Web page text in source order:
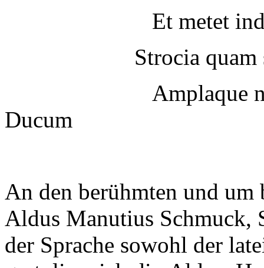
Et metet indigenas
Strocia quam
Amplaque
Ducum
An den berühmten und um
Aldus Manutius Schmuck,
der Sprache sowohl der